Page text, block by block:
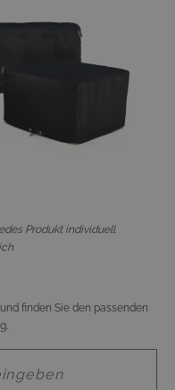
Produkt individuell
finden Sie den passenden